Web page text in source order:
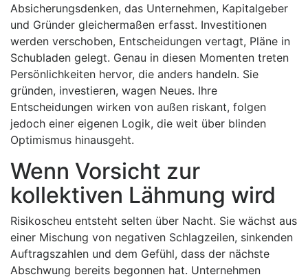
Absicherungsdenken, das Unternehmen, Kapitalgeber
und Gründer gleichermaßen erfasst. Investitionen
werden verschoben, Entscheidungen vertagt, Pläne in
Schubladen gelegt. Genau in diesen Momenten treten
Persönlichkeiten hervor, die anders handeln. Sie
gründen, investieren, wagen Neues. Ihre
Entscheidungen wirken von außen riskant, folgen
jedoch einer eigenen Logik, die weit über blinden
Optimismus hinausgeht.
Wenn Vorsicht zur
kollektiven Lähmung wird
Risikoscheu entsteht selten über Nacht. Sie wächst aus
einer Mischung von negativen Schlagzeilen, sinkenden
Auftragszahlen und dem Gefühl, dass der nächste
Abschwung bereits begonnen hat. Unternehmen